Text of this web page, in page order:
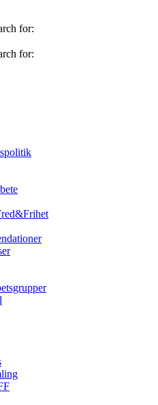
for:
for: